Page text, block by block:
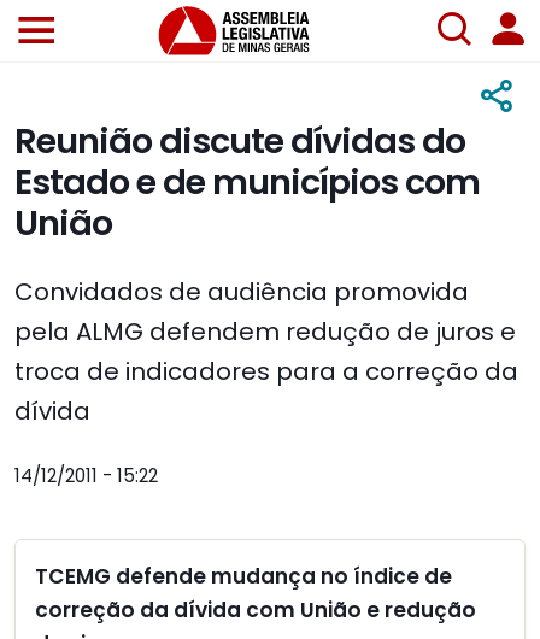
Reunião discute dívidas do
Estado e de municípios com
União
Convidados de audiência promovida
pela ALMG defendem redução de juros e
troca de indicadores para a correção da
dívida
14/12/2011 - 15:22
TCEMG defende mudança no índice de
correção da dívida com União e redução